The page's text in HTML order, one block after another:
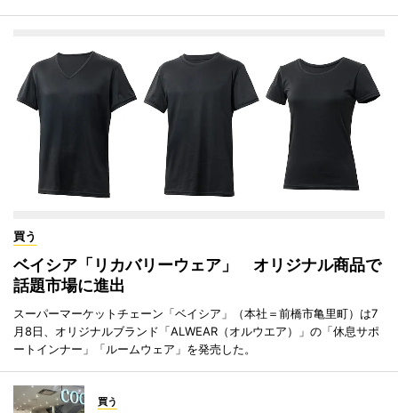
買う
ベイシア「リカバリーウェア」 オリジナル商品で
話題市場に進出
スーパーマーケットチェーン「ベイシア」（本社＝前橋市亀里町）は7
月8日、オリジナルブランド「ALWEAR（オルウエア）」の「休息サポ
ートインナー」「ルームウェア」を発売した。
買う